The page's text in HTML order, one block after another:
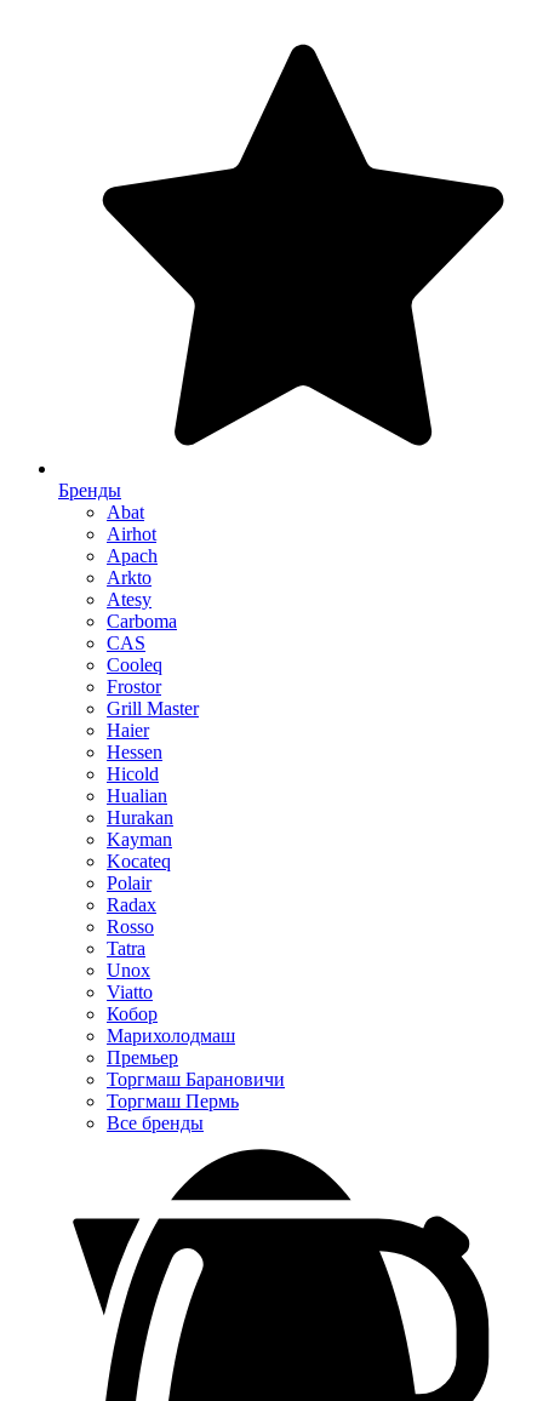
Бренды
Abat
Airhot
Apach
Arkto
Atesy
Carboma
CAS
Cooleq
Frostor
Grill Master
Haier
Hessen
Hicold
Hualian
Hurakan
Kayman
Kocateq
Polair
Radax
Rosso
Tatra
Unox
Viatto
Кобор
Марихолодмаш
Премьер
Торгмаш Барановичи
Торгмаш Пермь
Все бренды